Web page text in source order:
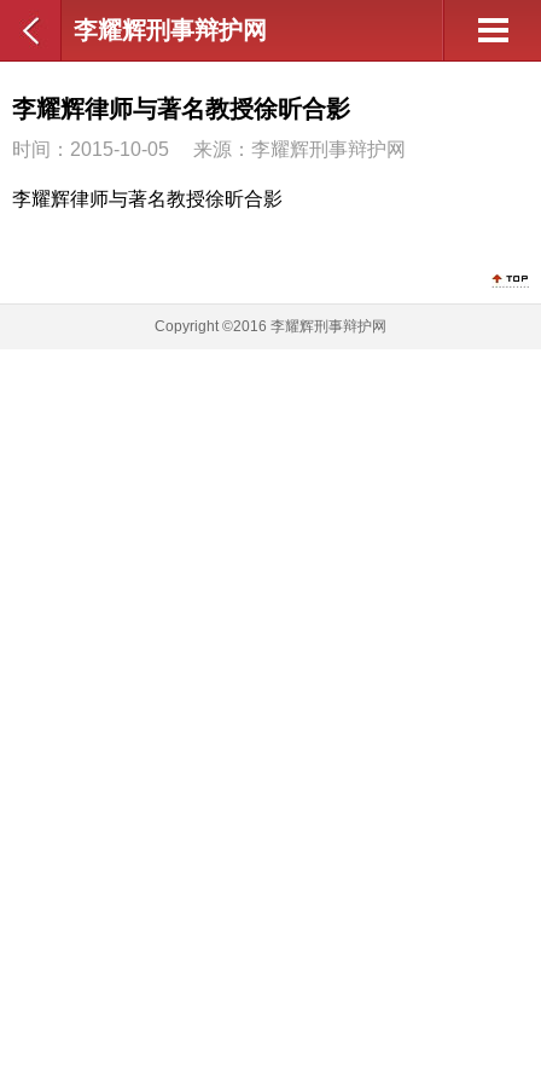
李耀辉刑事辩护网
李耀辉律师与著名教授徐昕合影
时间：2015-10-05 来源：李耀辉刑事辩护网
李耀辉律师与著名教授徐昕合影
Copyright ©2016 李耀辉刑事辩护网